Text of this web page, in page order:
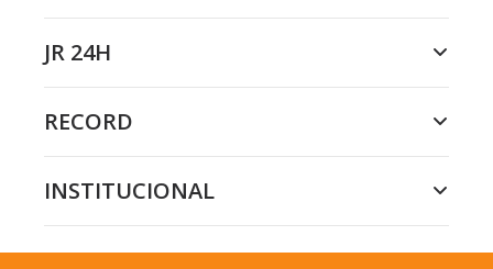
JR 24H
RECORD
INSTITUCIONAL